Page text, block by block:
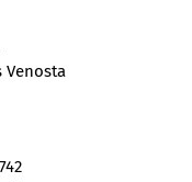
Venosta